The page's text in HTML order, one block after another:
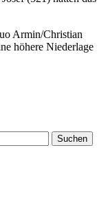
Armin/Christian
höhere Niederlage